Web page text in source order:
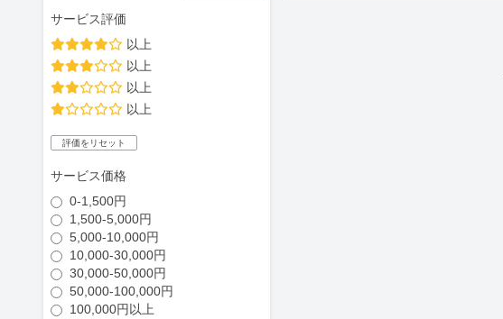
サービス評価
以上
以上
以上
以上
評価をリセット
サービス価格
0-1,500円
1,500-5,000円
5,000-10,000円
10,000-30,000円
30,000-50,000円
50,000-100,000円
100,000円以上